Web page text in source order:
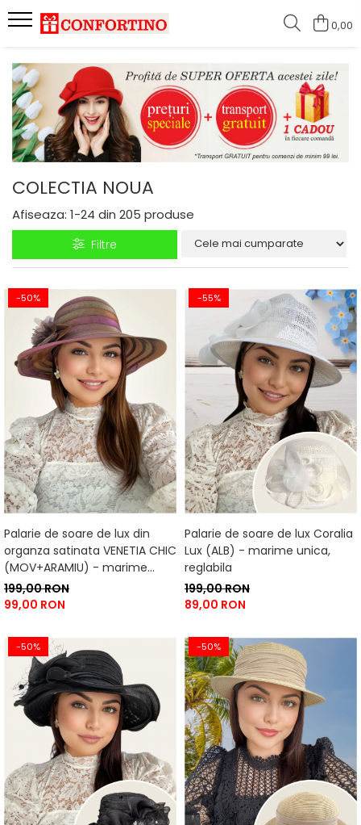
0,00
COLECTIA NOUA
Afiseaza: 1-24 din 205 produse
Filtre
-50%
Palarie de soare de lux din
organza satinata VENETIA CHIC
(MOV+ARAMIU) - marime
unica, reglabila
199,00 RON
99,00 RON
-55%
Palarie de soare de lux Coralia
Lux (ALB) - marime unica,
reglabila
199,00 RON
89,00 RON
-50% -50%